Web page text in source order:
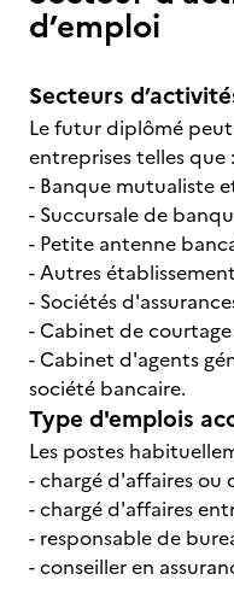
d’emploi
Secteurs
Le futur diplômé
entreprises telles que :
- Banque mutualiste
- Succursale de
- Petite antenne
- Autres
- Sociétés
- Cabinet de courtage
- Cabinet d'agents
société bancaire.
Type d'emplois
Les postes
- chargé d'affaires ou
- chargé d'affaires
- responsable de
- conseiller en